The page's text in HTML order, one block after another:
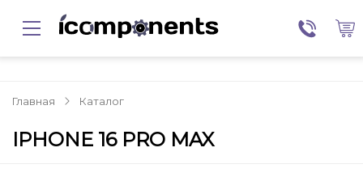
Главная Каталог
IPHONE 16 PRO MAX